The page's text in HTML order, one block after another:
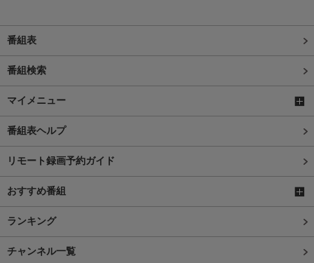
番組表
番組検索
マイメニュー
番組表ヘルプ
リモート録画予約ガイド
おすすめ番組
ランキング
チャンネル一覧